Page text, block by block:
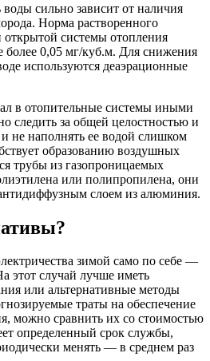
сильно зависит от наличия
Норма растворенного
открытой системы отопления
более 0,05 мг/куб.м. Для снижения
используются деаэрационные
в отопительные системы иными
следить за общей целостностью и
не наполнять ее водой слишком
образованию воздушных
трубы из газопроницаемых
или полипропилена, они
слоем из алюминия.
зимой само по себе —
этот случай лучше иметь
или альтернативные методы
траты на обеспечение
можно сравнить их со стоимостью
определенный срок службы,
менять — в среднем раз